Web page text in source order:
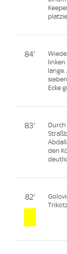
84'
Ecke
83'
den
82'